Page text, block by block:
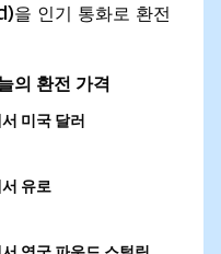
인기 통화로 환전
의 환전 가격
미국 달러
유로